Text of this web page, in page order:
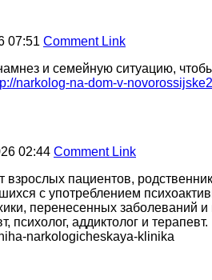
07:51 Comment Link
и семейную ситуацию,
narkolog-na-dom-v-
02:44 Comment Link
взрослых пациентов,
с употреблением
перенесенных
психолог, аддиктолог и терапевт.
narkologicheskaya-klinika